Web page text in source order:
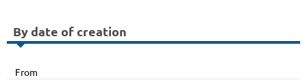
By date of creation
From